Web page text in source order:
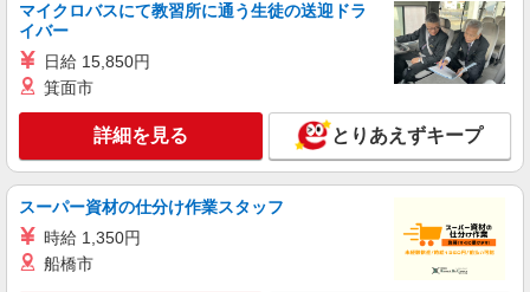
ジョリーパスタ 高松レインボーロード店
時給1120円 ※22:00以降は時給1400円 ※高校
時間数×1.8％） ■土日・祝手当 土日・祝は時給＋
50円
香川県高松市多肥下町1522-8
キープ 詳細を見る
アルバイト パート
すき家 11号高松春日店
マイクロバスにて教習所に通う生徒の送迎ドラ
イバー
日給 15,850円
箕面市
詳細を見る とりあえずキープ
スーパー資材の仕分け作業スタッフ
時給 1,350円
船橋市